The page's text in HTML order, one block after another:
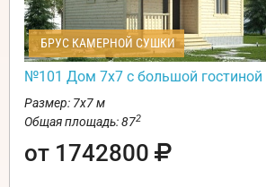
БРУС КАМЕРНОЙ СУШКИ
№101 Дом 7х7 с большой гостиной
Размер: 7х7 м
Общая площадь: 872
от 1742800